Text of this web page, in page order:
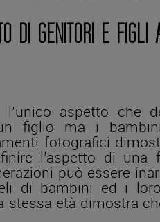
DI GENITORI E FIGLI
aspetto che
figlio ma i
fotografici
l’aspetto di una
può essere
di bambini ed i
stessa età dimostra